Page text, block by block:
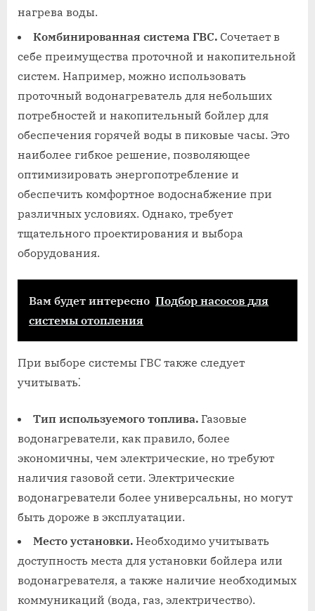
нагрева воды.
Комбинированная система ГВС. Сочетает в
себе преимущества проточной и накопительной
систем. Например, можно использовать
проточный водонагреватель для небольших
потребностей и накопительный бойлер для
обеспечения горячей воды в пиковые часы. Это
наиболее гибкое решение, позволяющее
оптимизировать энергопотребление и
обеспечить комфортное водоснабжение при
различных условиях. Однако, требует
тщательного проектирования и выбора
оборудования.
Вам будет интересно Подбор насосов для
системы отопления
При выборе системы ГВС также следует
учитывать⁚
Тип используемого топлива. Газовые
водонагреватели, как правило, более
экономичны, чем электрические, но требуют
наличия газовой сети. Электрические
водонагреватели более универсальны, но могут
быть дороже в эксплуатации.
Место установки. Необходимо учитывать
доступность места для установки бойлера или
водонагревателя, а также наличие необходимых
коммуникаций (вода, газ, электричество).